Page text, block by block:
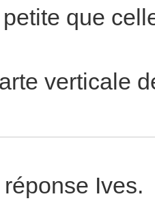
que
verticale
Ives.